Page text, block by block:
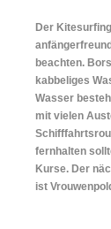
Der
beachten.
kabbeliges
Wasser
mit vielen
fernhalten
Kurse. Der
ist